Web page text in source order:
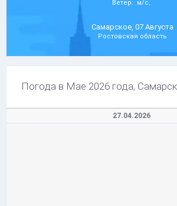
Ветер: м/с,
Самарское, 07 Августа
Ростовская область
Погода в Мае 2026 года,
27.04.2026